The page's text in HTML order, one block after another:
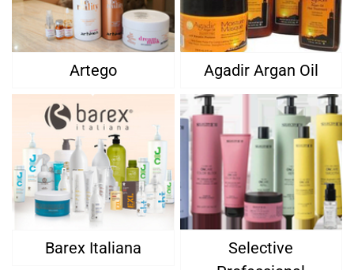
Artego Agadir Argan Oil
Barex Italiana
Selective